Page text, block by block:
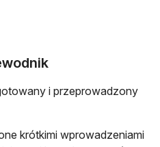
i przeprowadzony
krótkimi wprowadzeniami